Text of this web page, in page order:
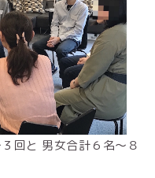
回と 男女合計６名〜８